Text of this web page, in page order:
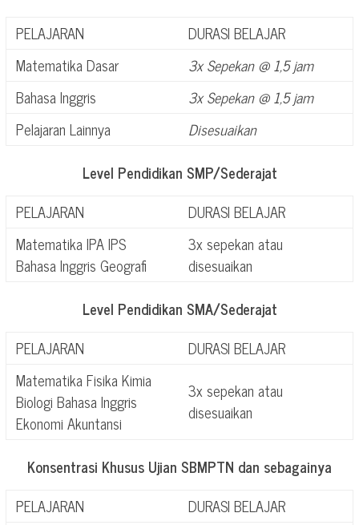
PELAJARAN
DURASI BELAJAR
Matematika Dasar
3x Sepekan @ 1,5 jam
Bahasa Inggris
3x Sepekan @ 1,5 jam
Pelajaran Lainnya
Disesuaikan
Level Pendidikan SMP/Sederajat
PELAJARAN
DURASI BELAJAR
Matematika IPA IPS
Bahasa Inggris Geografi
3x sepekan atau
disesuaikan
Level Pendidikan SMA/Sederajat
PELAJARAN
DURASI BELAJAR
Matematika Fisika Kimia
Biologi Bahasa Inggris
Ekonomi Akuntansi
3x sepekan atau
disesuaikan
Konsentrasi Khusus Ujian SBMPTN dan sebagainya
PELAJARAN
DURASI BELAJAR